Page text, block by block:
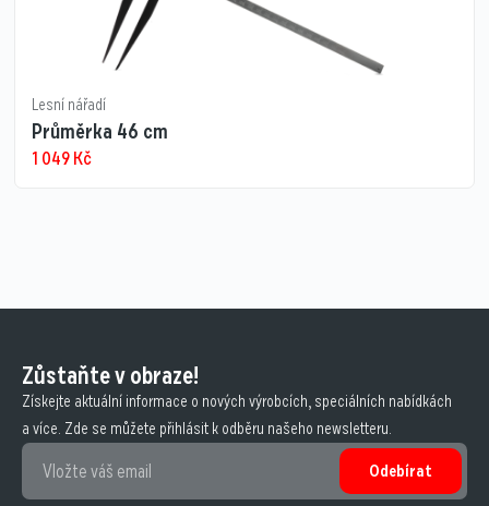
Lesní nářadí
Průměrka 46 cm
1 049Kč
Zůstaňte v obraze!
Získejte aktuální informace o nových výrobcích, speciálních nabídkách
a více. Zde se můžete přihlásit k odběru našeho newsletteru.
Odebírat